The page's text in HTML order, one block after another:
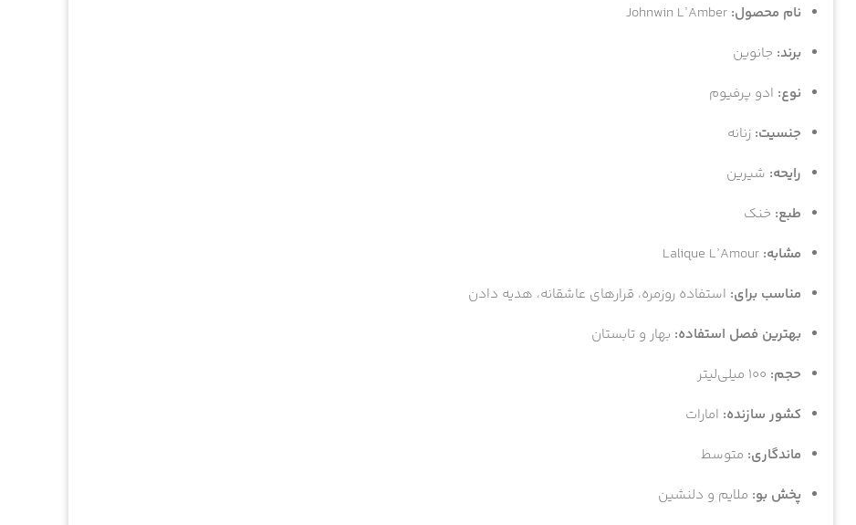
نام محصول:
برند: جانوین
نوع: ادو پرفیوم
جنسیت: زنانه
رایحه: شیرین
طبع: خنک
مشابه:
مناسب برای: استفاده روزمره، قرارهای عاشقانه، هدیه دادن
بهترین فصل استفاده: بهار و تابستان
حجم:
کشور سازنده: امارات
ماندگاری: متوسط
پخش بو: ملایم و دلنشین